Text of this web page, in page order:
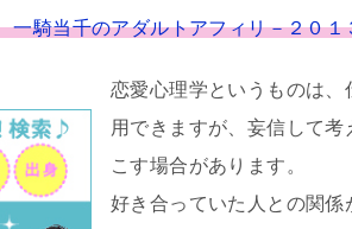
騎当千のアダルトアフィリ－２０１
恋愛心理学というものは、
用できますが、妄信して
こす場合があります。
好き合っていた人との関係